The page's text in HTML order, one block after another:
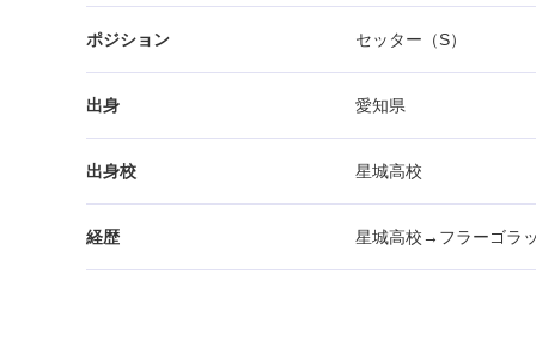
ポジション セッター（S）
出身 愛知県
出身校 星城高校
経歴 星城高校→フラーゴラ